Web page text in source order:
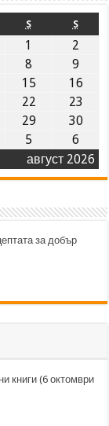
август 2026
S S
1
2
8
9
15
16
22
23
29
30
5 6
за добър
книги (6 октомври